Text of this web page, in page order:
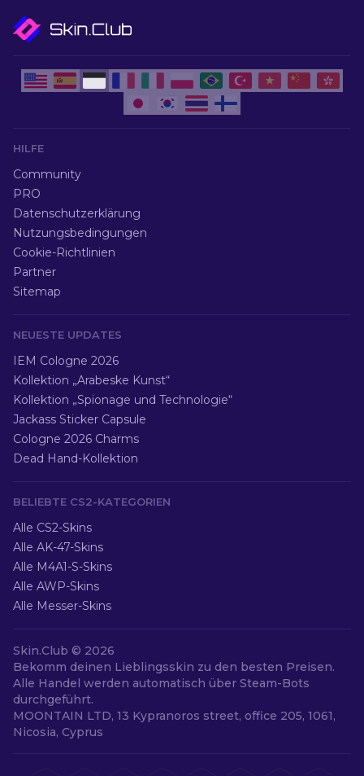
HILFE
Community
PRO
Datenschutzerklärung
Nutzungsbedingungen
Cookie-Richtlinien
Partner
Sitemap
NEUESTE UPDATES
IEM Cologne 2026
Kollektion „Arabeske Kunst“
Kollektion „Spionage und Technologie“
Jackass Sticker Capsule
Cologne 2026 Charms
Dead Hand-Kollektion
BELIEBTE CS2-KATEGORIEN
Alle CS2-Skins
Alle AK-47-Skins
Alle M4A1-S-Skins
Alle AWP-Skins
Alle Messer-Skins
Skin.Club © 2026
Bekomm deinen Lieblingsskin zu den besten Preisen.
Alle Handel werden automatisch über Steam-Bots
durchgeführt.
MOONTAIN LTD, 13 Kypranoros street, office 205, 1061,
Nicosia, Cyprus